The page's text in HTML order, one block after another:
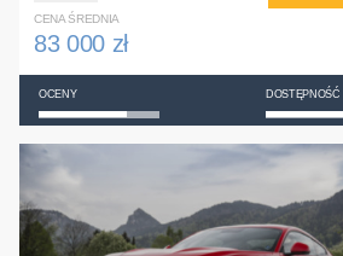
CENA ŚREDNIA
83 000 zł
OCENY DOSTĘPNOŚĆ